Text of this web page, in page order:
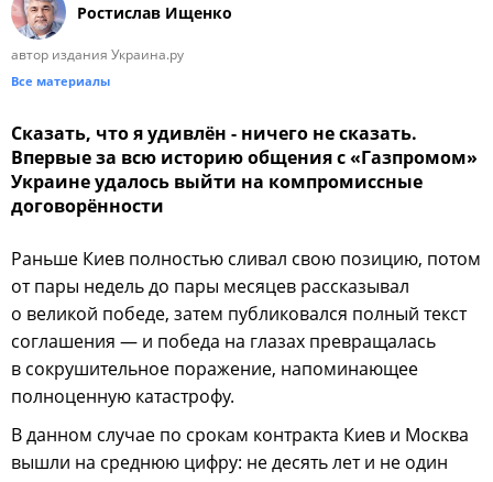
Ростислав Ищенко
автор издания Украина.ру
Все материалы
Сказать, что я удивлён - ничего не сказать.
Впервые за всю историю общения с «Газпромом»
Украине удалось выйти на компромиссные
договорённости
Раньше Киев полностью сливал свою позицию, потом
от пары недель до пары месяцев рассказывал
о великой победе, затем публиковался полный текст
соглашения — и победа на глазах превращалась
в сокрушительное поражение, напоминающее
полноценную катастрофу.
В данном случае по срокам контракта Киев и Москва
вышли на среднюю цифру: не десять лет и не один